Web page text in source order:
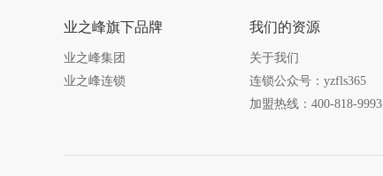
业之峰旗下品牌
业之峰集团
业之峰连锁
我们的资源
关于我们
连锁公众号：yzfls365
加盟热线：400-818-9993